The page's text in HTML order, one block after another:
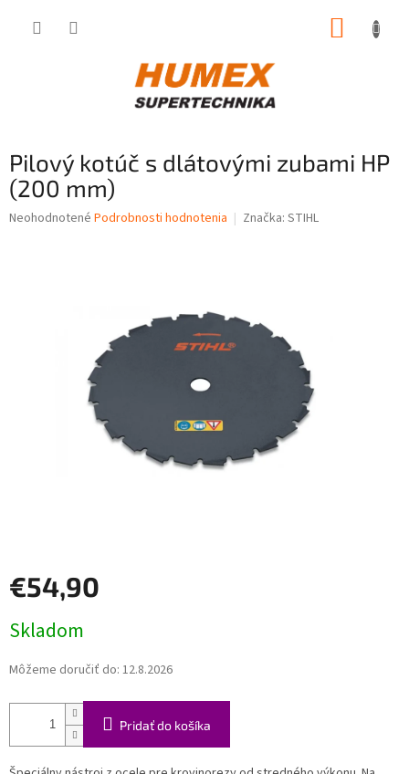
Pilový kotúč s dlátovými zubami HP
(200 mm)
Priemerné
Neohodnotené Podrobnosti hodnotenia Značka: STIHL
€54,90
cena:
Skladom
Môžeme doručiť do: 12.8.2026
Pridať do košíka